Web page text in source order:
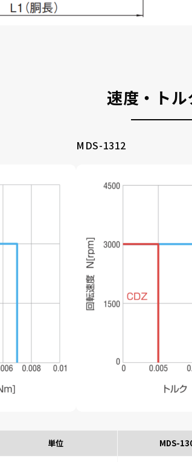
速度・トル
MDS-1312
単位 MDS-